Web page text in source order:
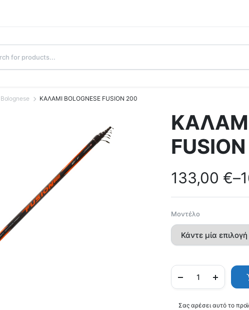
ΚΑΛΑΜΙ BOLOGNESE FUSION 200
ΚΑΛΑΜΙ
133,00 €–
Μοντέλο
Σας αρέσει αυτό το